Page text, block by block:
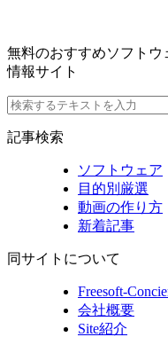
無料のおすすめソフトウ
情報サイト
記事検索
ソフトウェア
目的別厳選
動画の作り方
新着記事
同サイトについて
Freesoft-
会社概要
Site紹介